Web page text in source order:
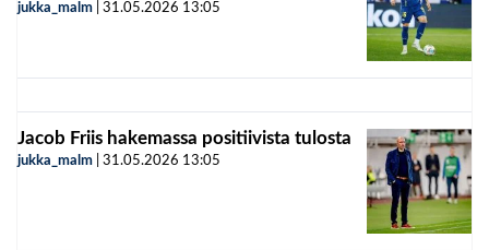
jukka_malm 31.05.2026 13:05
Jacob Friis hakemassa positiivista tulosta
jukka_malm 31.05.2026 13:05